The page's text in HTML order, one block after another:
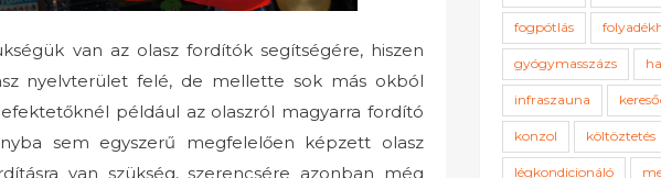
van az olasz fordítók segítségére, hiszen
nyelvterület felé, de mellette sok más okból
például az olaszról magyarra fordító
sem egyszerű megfelelően képzett olasz
van szükség, szerencsére azonban még
fogpótlás
gyógymasszázs
infraszauna
konzol költöztetés
légkondicionáló